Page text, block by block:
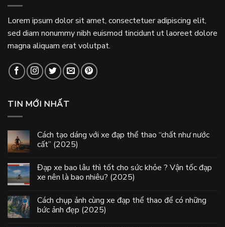
Lorem ipsum dolor sit amet, consectetuer adipiscing elit,
sed diam nonummy nibh euismod tincidunt ut laoreet dolore
magna aliquam erat volutpat.
TIN MỚI NHẤT
Cách tạo dáng với xe đạp thể thao “chất như nước
cất” (2025)
Đạp xe bao lâu thì tốt cho sức khỏe ? Vận tốc đạp
xe nên là bao nhiêu? (2025)
Cách chụp ảnh cùng xe đạp thể thao để có những
bức ảnh đẹp (2025)